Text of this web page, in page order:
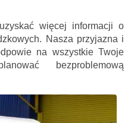
więcej informacji o
Nasza przyjazna i
na wszystkie Twoje
bezproblemową